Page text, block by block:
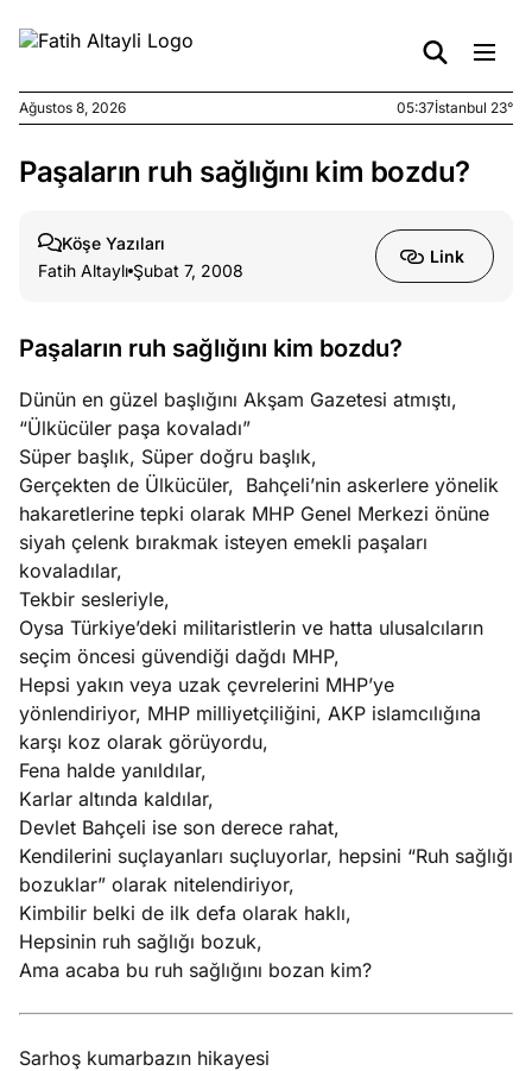
Ağustos
kirli
6, 2026
yasalar
Ağustos
5, 2026
stok
caiz
Köşe
Yazıları
Spor
Yazıları
Ağustos 8, 2026 05:37İstanbul 23°
Paşaların ruh sağlığını kim bozdu?
Köşe Yazıları
Fatih Altaylı Şubat 7, 2008
Link
Paşaların ruh sağlığını kim bozdu?
Dünün en güzel başlığını Akşam Gazetesi atmıştı,
“Ülkücüler paşa kovaladı”
Süper başlık, Süper doğru başlık,
Gerçekten de Ülkücüler, Bahçeli’nin askerlere yönelik
hakaretlerine tepki olarak MHP Genel Merkezi önüne
siyah çelenk bırakmak isteyen emekli paşaları
kovaladılar,
Tekbir sesleriyle,
Oysa Türkiye’deki militaristlerin ve hatta ulusalcıların
seçim öncesi güvendiği dağdı MHP,
Hepsi yakın veya uzak çevrelerini MHP’ye
yönlendiriyor, MHP milliyetçiliğini, AKP islamcılığına
karşı koz olarak görüyordu,
Fena halde yanıldılar,
Karlar altında kaldılar,
Devlet Bahçeli ise son derece rahat,
Kendilerini suçlayanları suçluyorlar, hepsini “Ruh sağlığı
bozuklar” olarak nitelendiriyor,
Kimbilir belki de ilk defa olarak haklı,
Hepsinin ruh sağlığı bozuk,
Ama acaba bu ruh sağlığını bozan kim?
Sarhoş kumarbazın hikayesi